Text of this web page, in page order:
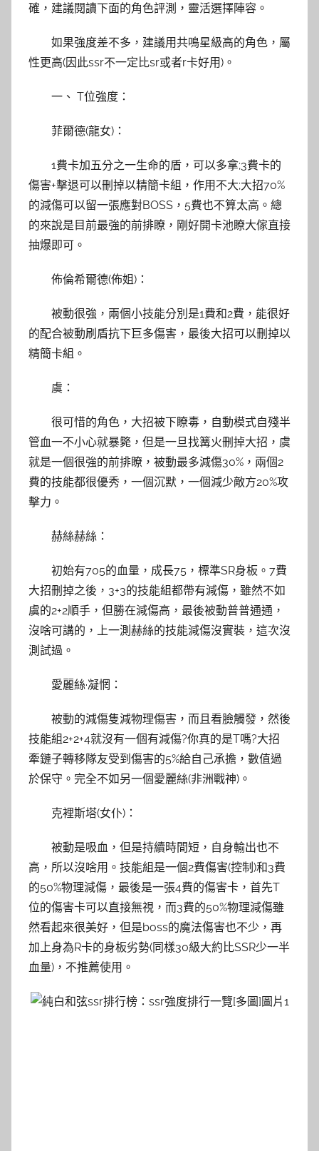
確，建議閱讀下面的角色評測，靈活選擇陣容。
如果強度差不多，建議用共鳴星級高的角色，屬
性更高(因此ssr不一定比sr或者r卡好用)。
一、 T位強度：
菲爾德(龍女)：
1費卡加五分之一生命的盾，可以多拿;3費卡的
傷害+擊退可以刪掉以精簡卡組，作用不大;大招70%
的減傷可以留一張應對BOSS，5費也不算太高。總
的來說是目前最強的前排瞭，剛好開卡池瞭大傢直接
抽爆即可。
佈倫希爾德(佈姐)：
被動很強，兩個小技能分別是1費和2費，能很好
的配合被動刷盾抗下巨多傷害，最後大招可以刪掉以
精簡卡組。
虞：
很可惜的角色，大招被下瞭毒，自動模式自殘半
管血一不小心就暴斃，但是一旦找篝火刪掉大招，虞
就是一個很強的前排瞭，被動最多減傷30%，兩個2
費的技能都很優秀，一個沉默，一個減少敵方20%攻
擊力。
赫絲赫絲：
初始有705的血量，成長75，標準SR身板。7費
大招刪掉之後，3+3的技能組都帶有減傷，雖然不如
虞的2+2順手，但勝在減傷高，最後被動普普通通，
沒啥可講的，上一測赫絲的技能減傷沒實裝，這次沒
測試過。
愛麗絲·凝惘：
被動的減傷隻減物理傷害，而且看臉觸發，然後
技能組2+2+4就沒有一個有減傷?你真的是T嗎?大招
牽鏈子轉移隊友受到傷害的5%給自己承擔，數值過
於保守。完全不如另一個愛麗絲(非洲戰神)。
克裡斯塔(女仆)：
被動是吸血，但是持續時間短，自身輸出也不
高，所以沒啥用。技能組是一個2費傷害(控制)和3費
的50%物理減傷，最後是一張4費的傷害卡，首先T
位的傷害卡可以直接無視，而3費的50%物理減傷雖
然看起來很美好，但是boss的魔法傷害也不少，再
加上身為R卡的身板劣勢(同樣30級大約比SSR少一半
血量)，不推薦使用。